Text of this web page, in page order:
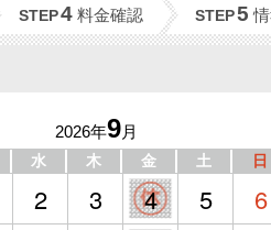
STEP4 料金確認 STEP5
2026年9月
水 木 金 土 日
2 3 4 5
6